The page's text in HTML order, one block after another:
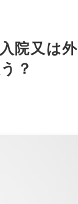
院又は外
？